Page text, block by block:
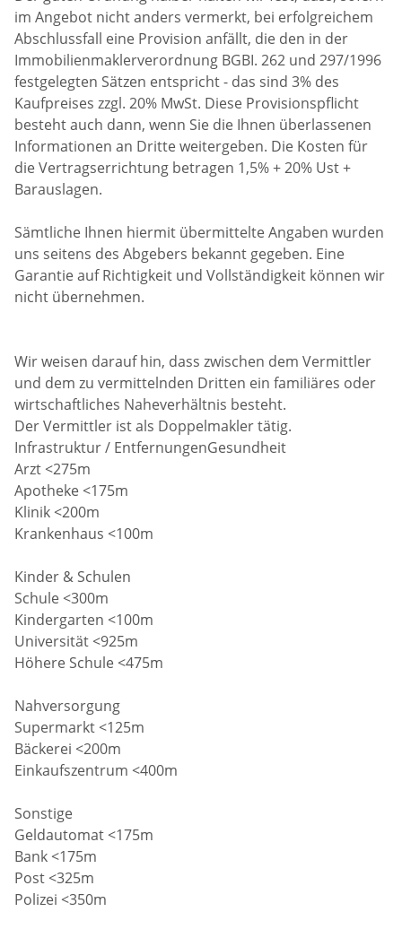
im Angebot nicht anders vermerkt, bei erfolgreichem
Abschlussfall eine Provision anfällt, die den in der
Immobilienmaklerverordnung BGBI. 262 und 297/1996
festgelegten Sätzen entspricht - das sind 3% des
Kaufpreises zzgl. 20% MwSt. Diese Provisionspflicht
besteht auch dann, wenn Sie die Ihnen überlassenen
Informationen an Dritte weitergeben. Die Kosten für
die Vertragserrichtung betragen 1,5% + 20% Ust +
Barauslagen.
Sämtliche Ihnen hiermit übermittelte Angaben wurden
uns seitens des Abgebers bekannt gegeben. Eine
Garantie auf Richtigkeit und Vollständigkeit können wir
nicht übernehmen.
Wir weisen darauf hin, dass zwischen dem Vermittler
und dem zu vermittelnden Dritten ein familiäres oder
wirtschaftliches Naheverhältnis besteht.
Der Vermittler ist als Doppelmakler tätig.
Infrastruktur / EntfernungenGesundheit
Arzt <275m
Apotheke <175m
Klinik <200m
Krankenhaus <100m
Kinder & Schulen
Schule <300m
Kindergarten <100m
Universität <925m
Höhere Schule <475m
Nahversorgung
Supermarkt <125m
Bäckerei <200m
Einkaufszentrum <400m
Sonstige
Geldautomat <175m
Bank <175m
Post <325m
Polizei <350m